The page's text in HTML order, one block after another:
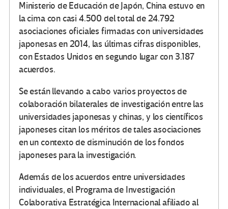
Ministerio de Educación de Japón, China estuvo en
la cima con casi 4.500 del total de 24.792
asociaciones oficiales firmadas con universidades
japonesas en 2014, las últimas cifras disponibles,
con Estados Unidos en segundo lugar con 3.187
acuerdos.
Se están llevando a cabo varios proyectos de
colaboración bilaterales de investigación entre las
universidades japonesas y chinas, y los científicos
japoneses citan los méritos de tales asociaciones
en un contexto de disminución de los fondos
japoneses para la investigación.
Además de los acuerdos entre universidades
individuales, el Programa de Investigación
Colaborativa Estratégica Internacional afiliado al